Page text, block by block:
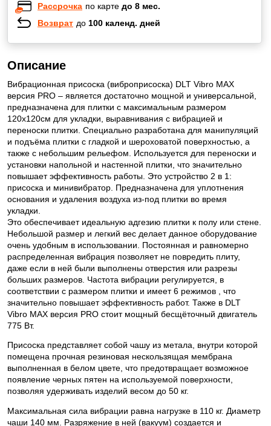
Рассрочка по карте до 8 мес.
Возврат до 100 календ. дней
Описание
Вибрационная присоска (виброприсоска) DLT Vibro MAX
версия PRO – является достаточно мощной и универсальной,
предназначена для плитки с максимальным размером
120x120см для укладки, выравнивания с вибрацией и
переноски плитки. Специально разработана для манипуляций
и подъёма плитки с гладкой и шероховатой поверхностью, а
также с небольшим рельефом. Используется для переноски и
установки напольной и настенной плитки, что значительно
повышает эффективность работы. Это устройство 2 в 1:
присоска и минивибратор. Предназначена для уплотнения
основания и удаления воздуха из-под плитки во время
укладки.
Это обеспечивает идеальную адгезию плитки к полу или стене.
Небольшой размер и легкий вес делает данное оборудование
очень удобным в использовании. Постоянная и равномерно
распределенная вибрация позволяет не повредить плиту,
даже если в ней были выполнены отверстия или разрезы
больших размеров. Частота вибрации регулируется, в
соответствии с размером плитки и имеет 6 режимов , что
значительно повышает эффективность работ. Также в DLT
Vibro MAX версия PRO стоит мощный бесщёточный двигатель
775 Вт.
Присоска представляет собой чашу из метала, внутри которой
помещена прочная резиновая нескользящая мембрана
выполненная в белом цвете, что предотвращает возможное
появление черных пятен на используемой поверхности,
позволяя удерживать изделий весом до 50 кг.
Максимальная сила вибрации равна нагрузке в 110 кг. Диаметр
чаши 140 мм. Разряжение в ней (вакуум) создается и